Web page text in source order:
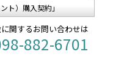
ト）購入契約」
関するお問い合わせは
882-6701